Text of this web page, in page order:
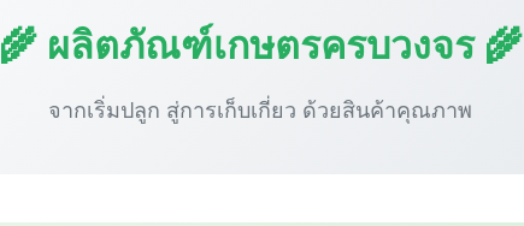
🌾 ผลิตภัณฑ์เกษตรครบวงจร 🌾
จากเริ่มปลูก สู่การเก็บเกี่ยว ด้วยสินค้าคุณภาพ